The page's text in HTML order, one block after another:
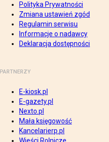
Polityka Prywatności
Zmiana ustawień zgód
Regulamin serwisu
Informacje o nadawcy
Deklaracja dostępności
PARTNERZY
E-kiosk.pl
E-gazety.pl
Nexto.pl
Mała księgowość
Kancelarierp.pl